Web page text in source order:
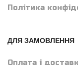
Політика
ДЛЯ ЗАМОВЛЕННЯ
Оплата і